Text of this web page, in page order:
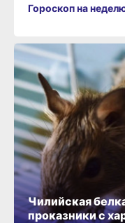
Гороскоп на
Чилийская
проказники с